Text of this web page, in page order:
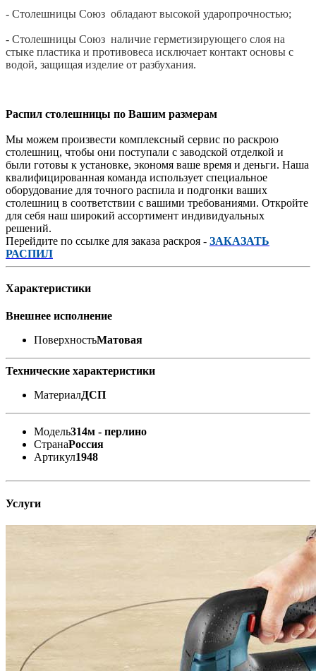
- Столешницы Союз обладают высокой ударопрочностью;
- Столешницы Союз наличие герметизирующего слоя на
стыке пластика и противовеса исключает контакт основы с
водой, защищая изделие от разбухания.
Распил столешницы по Вашим размерам
Мы можем произвести комплексный сервис по раскрою
столешниц, чтобы они поступали с заводской отделкой и
были готовы к установке, экономя ваше время и деньги. Наша
квалифицированная команда использует специальное
оборудование для точного распила и подгонки ваших
столешниц в соответствии с вашими требованиями. Откройте
для себя наш широкий ассортимент индивидуальных
решений.
Перейдите по ссылке для заказа раскроя - ЗАКАЗАТЬ
РАСПИЛ
Характеристики
Внешнее исполнение
ПоверхностьМатовая
Технические характеристики
МатериалДСП
Модель314м - перлино
СтранаРоссия
Артикул1948
Услуги